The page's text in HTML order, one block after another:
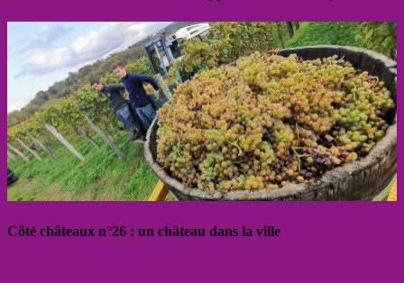
Côté châteaux n°26 : un château dans la ville